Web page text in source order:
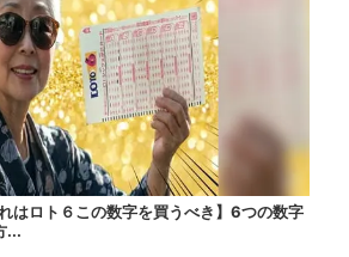
はロト６この数字を買うべき】6つの数字
...